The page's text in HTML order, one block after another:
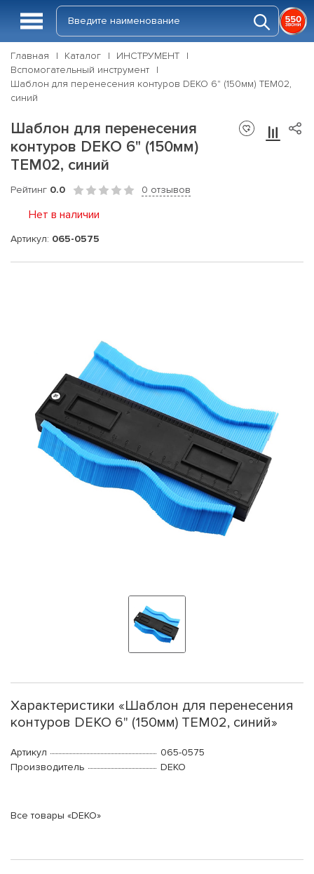
Главная Каталог
ИНСТРУМЕНТ
Вспомогательный инструмент
Шаблон для перенесения контуров DEKO 6" (150мм) TEM02,
синий
Шаблон для перенесения
контуров DEKO 6" (150мм)
TEM02, синий
Рейтинг 0.0 0 отзывов
Нет в наличии
Артикул: 065-0575
Характеристики «Шаблон для перенесения
контуров DEKO 6" (150мм) TEM02, синий»
Артикул
065-0575
Производитель
DEKO
Все товары «DEKO»